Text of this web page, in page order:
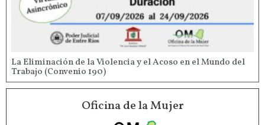
La Eliminación de la Violencia y el Acoso en el Mundo del
Trabajo (Convenio 190)
Oficina de la Mujer